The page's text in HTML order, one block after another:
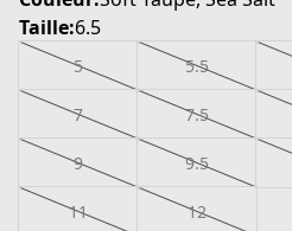
Taille:6.5
5 5.5
7 7.5
9 9.5
11 12